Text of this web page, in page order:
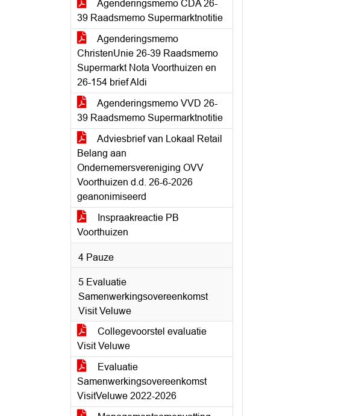
Agenderingsmemo CDA 26-
39 Raadsmemo Supermarktnotitie
Agenderingsmemo
ChristenUnie 26-39 Raadsmemo
Supermarkt Nota Voorthuizen en
26-154 brief Aldi
Agenderingsmemo VVD 26-
39 Raadsmemo Supermarktnotitie
Adviesbrief van Lokaal Retail
Belang aan
Ondernemersvereniging OVV
Voorthuizen d.d. 26-6-2026
geanonimiseerd
Inspraakreactie PB
Voorthuizen
4 Pauze
5 Evaluatie
Samenwerkingsovereenkomst
Visit Veluwe
Collegevoorstel evaluatie
Visit Veluwe
Evaluatie
Samenwerkingsovereenkomst
VisitVeluwe 2022-2026